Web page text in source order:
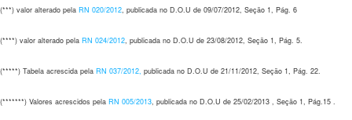
(***) valor alterado pela RN 020/2012, publicada no D.O.U de 09/07/2012, Seção 1, Pág. 6
(****) valor alterado pela RN 024/2012, publicada no D.O.U de 23/08/2012, Seção 1, Pág. 5.
(*****) Tabela acrescida pela RN 037/2012, publicada no D.O.U de 21/11/2012, Seção 1, Pág. 22.
(*******) Valores acrescidos pela RN 005/2013, publicada no D.O.U de 25/02/2013 , Seção 1, Pág.15 .